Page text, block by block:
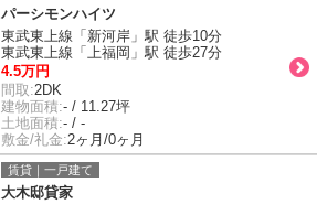
パーシモンハイツ
東武東上線「新河岸」駅 徒歩10分
東武東上線「上福岡」駅 徒歩27分
4.5万円
間取:2DK
建物面積:- / 11.27坪
土地面積:- / -
敷金/礼金:2ヶ月/0ヶ月
賃貸｜一戸建て
大木邸貸家